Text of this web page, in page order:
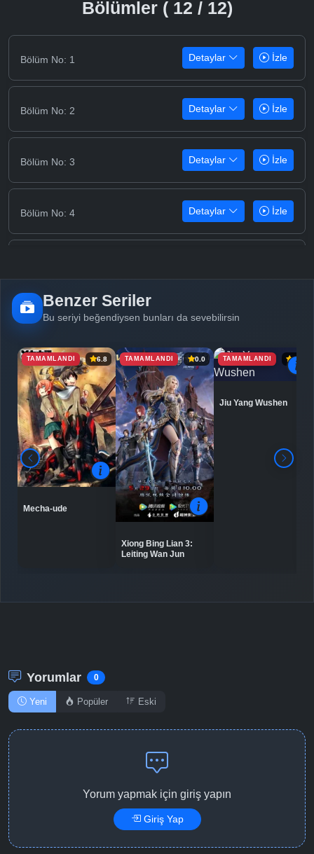
Bölümler ( 12 / 12)
Bölüm No: 1 Detaylar İzle
Bölüm No: 2 Detaylar İzle
Bölüm No: 3 Detaylar İzle
Bölüm No: 4 Detaylar İzle
Bölüm No: 6 Detaylar
Bölüm No: 7 Detaylar İzle
Bölüm No: 8 Detaylar
Bölüm No: 9 Detaylar İzle
Detaylar
Benzer Seriler
Bu seriyi beğendiysen bunları da sevebilirsin
TAMAMLANDI 6.8
Mecha-ude
TAMAMLANDI 0.0
Xiong Bing Lian 3:
Leiting Wan Jun
TAMAMLANDI 6.9
Jiu Yang Wushen
Yorumlar 0
Yeni Popüler Eski
Yorum yapmak için giriş yapın
Giriş Yap